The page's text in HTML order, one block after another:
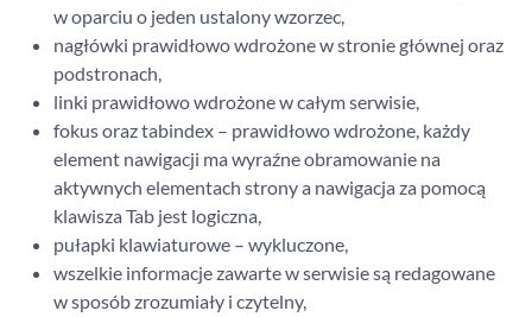
w oparciu o jeden ustalony wzorzec,
nagłówki prawidłowo wdrożone w stronie głównej oraz
podstronach,
linki prawidłowo wdrożone w całym serwisie,
fokus oraz tabindex – prawidłowo wdrożone, każdy
element nawigacji ma wyraźne obramowanie na
aktywnych elementach strony a nawigacja za pomocą
klawisza Tab jest logiczna,
pułapki klawiaturowe – wykluczone,
wszelkie informacje zawarte w serwisie są redagowane
w sposób zrozumiały i czytelny,